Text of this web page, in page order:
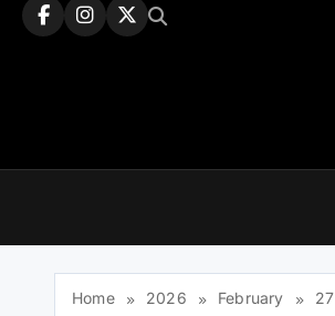
Home 2026 February 27